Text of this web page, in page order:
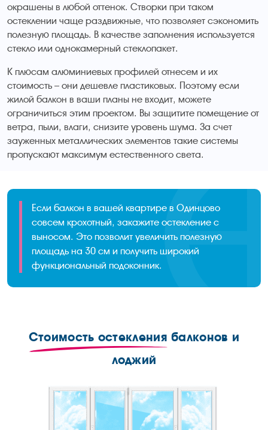
окрашены в любой оттенок. Створки при таком
остеклении чаще раздвижные, что позволяет сэкономить
полезную площадь. В качестве заполнения используется
стекло или однокамерный стеклопакет.
К плюсам алюминиевых профилей отнесем и их
стоимость – они дешевле пластиковых. Поэтому если
жилой балкон в ваши планы не входит, можете
ограничиться этим проектом. Вы защитите помещение от
ветра, пыли, влаги, снизите уровень шума. За счет
зауженных металлических элементов такие системы
пропускают максимум естественного света.
Если балкон в вашей квартире в Одинцово
совсем крохотный, закажите остекление с
выносом. Это позволит увеличить полезную
площадь на 30 см и получить широкий
функциональный подоконник.
Стоимость остекления балконов и
лоджий